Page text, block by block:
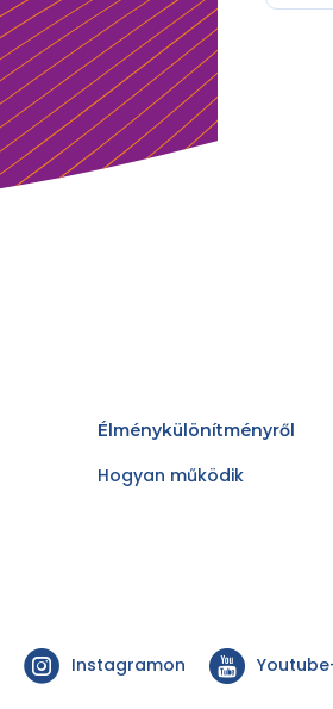
Élménykülönítményről
Hogyan működik
Instagramon